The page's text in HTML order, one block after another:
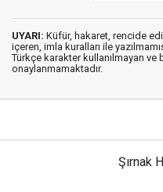
UYARI: Küfür, hakaret, rencide
içeren, imla kuralları ile
Türkçe karakter kullanılmayan ve
onaylanmamaktadır.
Şırnak